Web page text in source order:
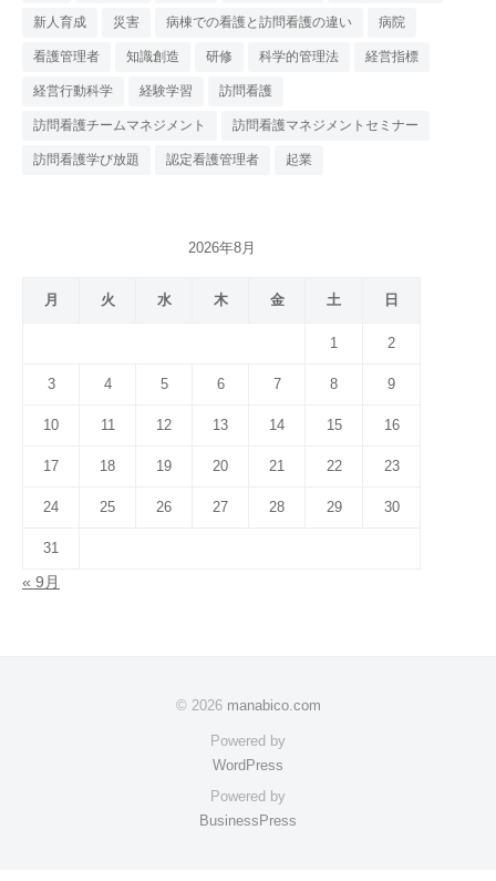
新人育成 災害 病棟での看護と訪問看護の違い 病院
看護管理者 知識創造 研修 科学的管理法 経営指標
経営行動科学 経験学習 訪問看護
訪問看護チームマネジメント 訪問看護マネジメントセミナー
訪問看護学び放題 認定看護管理者 起業
2026年8月
月 火 水 木 金 土 日
1 2
3 4 5 6 7 8 9
10 11 12 13 14 15 16
17 18 19 20 21 22 23
24 25 26 27 28 29 30
31
« 9月
© 2026 manabico.com
Powered by
WordPress
Powered by
BusinessPress